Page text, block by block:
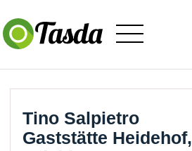
Tino Salpietro
Gaststätte Heidehof,